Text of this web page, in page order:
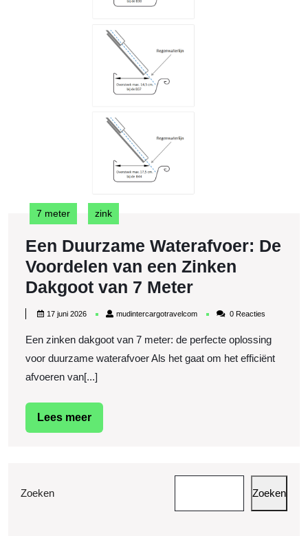
7 meter zink
Een Duurzame Waterafvoer: De
Voordelen van een Zinken
Dakgoot van 7 MeterEen
Duurzame
De
van
Meter
17 juni 202617
2026
mudintercargotravelcommudintercargotravelcom
0 Reacties
Een zinken dakgoot van 7 meter: de perfecte oplossing
voor duurzame waterafvoer Als het gaat om het efficiënt
afvoeren van[...]
Lees meerLees
meer
Zoeken Zoeken